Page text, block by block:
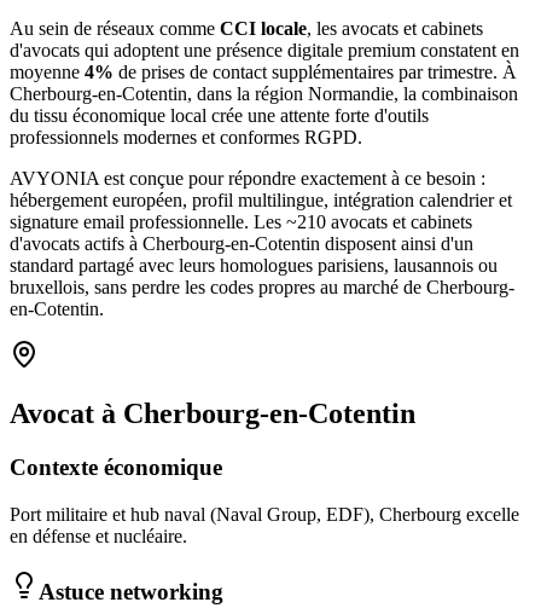
Au sein de réseaux comme CCI locale, les avocats et cabinets
d'avocats qui adoptent une présence digitale premium constatent en
moyenne 4% de prises de contact supplémentaires par trimestre. À
Cherbourg-en-Cotentin, dans la région Normandie, la combinaison
du tissu économique local crée une attente forte d'outils
professionnels modernes et conformes RGPD.
AVYONIA est conçue pour répondre exactement à ce besoin :
hébergement européen, profil multilingue, intégration calendrier et
signature email professionnelle. Les ~210 avocats et cabinets
d'avocats actifs à Cherbourg-en-Cotentin disposent ainsi d'un
standard partagé avec leurs homologues parisiens, lausannois ou
bruxellois, sans perdre les codes propres au marché de Cherbourg-
en-Cotentin.
Avocat à Cherbourg-en-Cotentin
Contexte économique
Port militaire et hub naval (Naval Group, EDF), Cherbourg excelle
en défense et nucléaire.
Astuce networking